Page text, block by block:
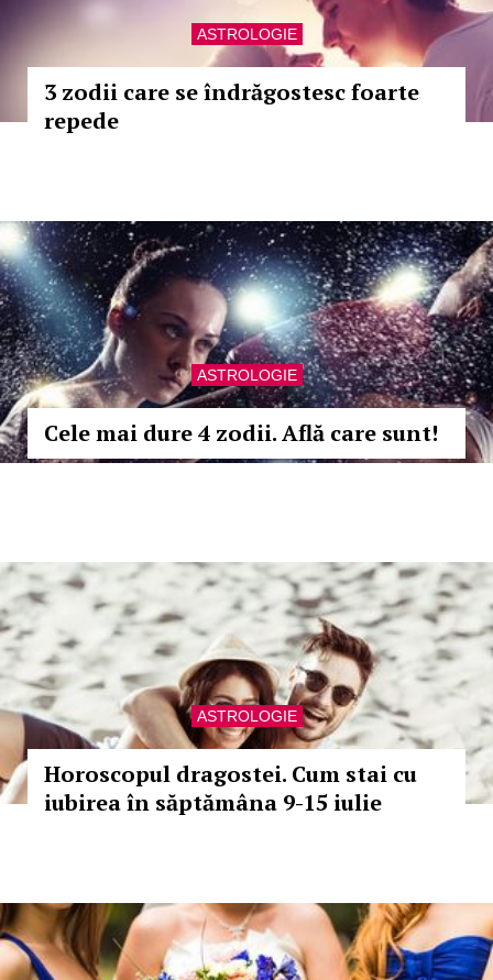
ASTROLOGIE
3 zodii care se îndrăgostesc foarte
repede
ASTROLOGIE
Cele mai dure 4 zodii. Află care sunt!
ASTROLOGIE
Horoscopul dragostei. Cum stai cu
iubirea în săptămâna 9-15 iulie